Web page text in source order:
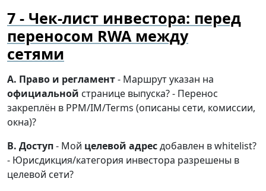
Чек-лист инвестора: перед
переносом RWA между
сетями
A. Право и регламент- Маршрут указан на
официальной странице выпуска? - Перенос
закреплён в PPM/IM/Terms (описаны сети, комиссии,
окна)?
B. Доступ- Мой целевой адресдобавлен в whitelist?
- Юрисдикция/категория инвестора разрешены в
целевой сети?